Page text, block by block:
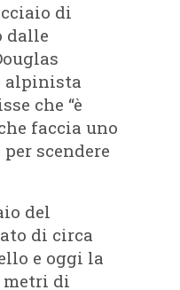
di
dalle
alpinista
che “è
faccia uno
scendere
del
di circa
e oggi la
metri di